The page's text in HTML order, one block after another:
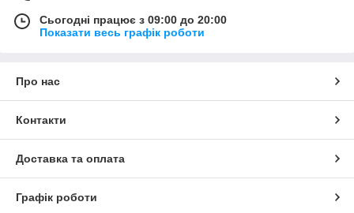
Сьогодні працює з 09:00 до 20:00
Показати весь графік роботи
Про нас
Контакти
Доставка та оплата
Графік роботи